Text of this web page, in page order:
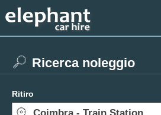
Ricerca noleggio
Ritiro